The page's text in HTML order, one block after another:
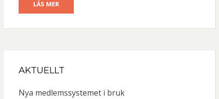
LÄS MER
AKTUELLT
Nya medlemssystemet i bruk